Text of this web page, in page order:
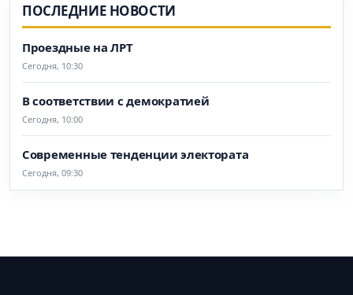
ПОСЛЕДНИЕ НОВОСТИ
Проездные на ЛРТ
Сегодня, 10:30
В соответствии с демократией
Сегодня, 10:00
Современные тенденции электората
Сегодня, 09:30